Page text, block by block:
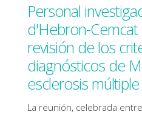
Personal
d'Hebron-Cemcat
revisión de los
diagnósticos de
esclerosis múltiple
La reunión, celebrada